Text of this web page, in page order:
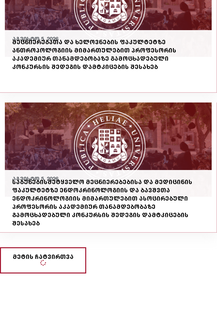
აგვისტო 5, 2026
მეცნიერებათა და ხელოვნების ფაკულტეტზე
ანთროპოლოგიის მიმართულებით პროფესორის
აკადემიურ თანამდებობაზე გამოცხადებული
კონკურსის შედეგის დამტკიცების შესახებ
აგვისტო 5, 2026
საბუნებისმეტყველო მეცნიერებებისა და მედიცინის
ფაკულტეტზე ენდოკრინოლოგიის და ბავშვთა
ენდოკრინოლოგიის მიმართულებით ასოცირებული
პროფესორის აკადემიურ თანამდებობაზე
გამოცხადებული კონკურსის შედეგის დამტკიცების
შესახებ
მეტის ჩატვირთვა